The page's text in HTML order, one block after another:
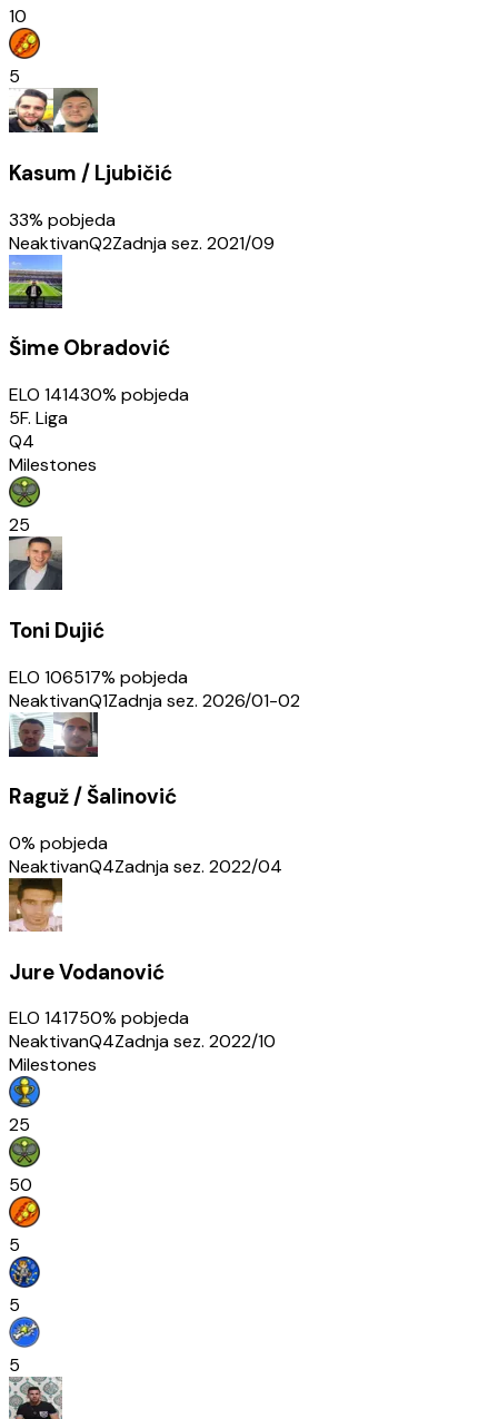
10
5
Kasum / Ljubičić
33% pobjeda
NeaktivanQ2Zadnja sez. 2021/09
Šime Obradović
ELO 141430% pobjeda
5F. Liga
Q4
Milestones
25
Toni Dujić
ELO 106517% pobjeda
NeaktivanQ1Zadnja sez. 2026/01-02
Raguž / Šalinović
0% pobjeda
NeaktivanQ4Zadnja sez. 2022/04
Jure Vodanović
ELO 141750% pobjeda
NeaktivanQ4Zadnja sez. 2022/10
Milestones
25
50
5
5
5